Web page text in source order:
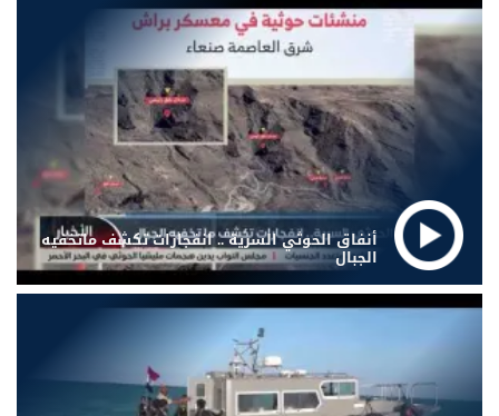
أنفاق الحوثي السرية .. انفجارات تكشف ماتخفيه
الجبال